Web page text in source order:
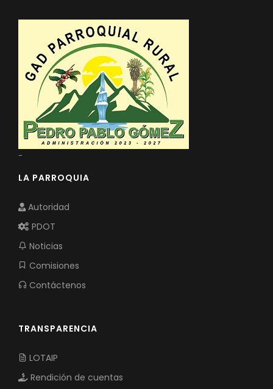
-
LA PARROQUIA
Autoridad
PDOT
Noticias
Comisiones
Contáctenos
TRANSPARENCIA
LOTAIP
Rendición de cuentas